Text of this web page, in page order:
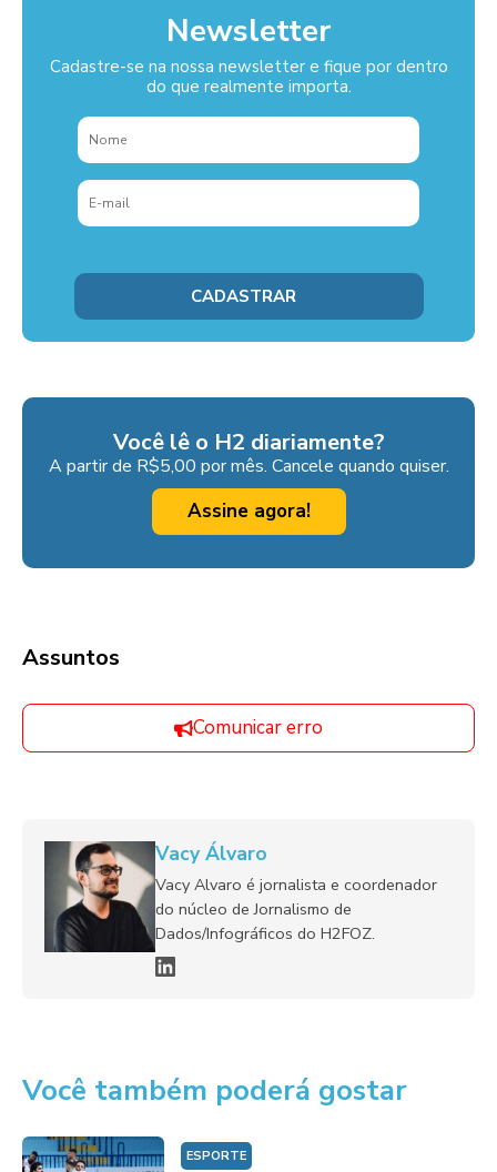
Newsletter
Cadastre-se na nossa newsletter e fique por dentro
do que realmente importa.
Você lê o H2 diariamente?
A partir de R$5,00 por mês. Cancele quando quiser.
Assine agora!
Assuntos
Comunicar erro
Vacy Álvaro
Vacy Alvaro é jornalista e coordenador
do núcleo de Jornalismo de
Dados/Infográficos do H2FOZ.
Você também poderá gostar
ESPORTE